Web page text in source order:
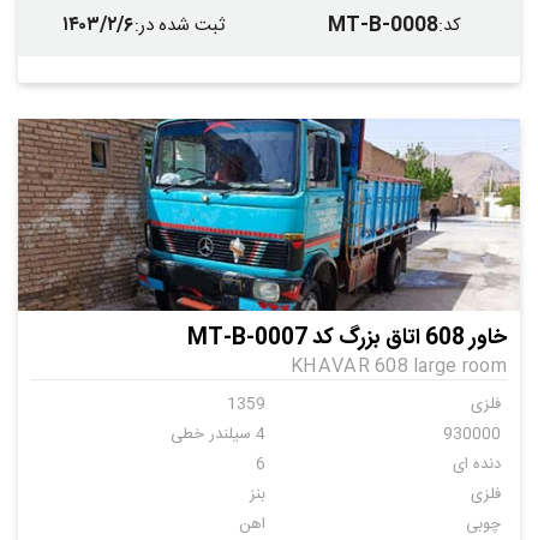
کد:
MT-B-0008 ثبت شده در:۱۴۰۳/۲/۶
خاور 608 اتاق بزرگ کد MT-B-0007
KHAVAR 608 large room
فلزی
1359
930000
4 سیلندر خطی
دنده ای
6
فلزی
بنز
چوبی
اهن